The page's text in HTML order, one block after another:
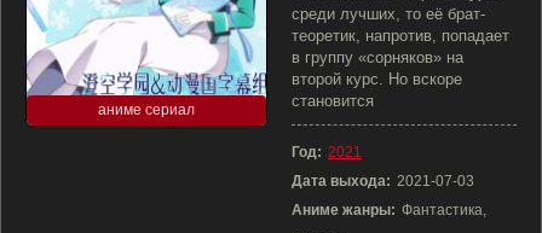
аниме сериал
среди лучших, то её брат-
теоретик, напротив, попадает
в группу «сорняков» на
второй курс. Но вскоре
становится
Год: 2021
Дата выхода: 2021-07-03
Аниме жанры: Фантастика,